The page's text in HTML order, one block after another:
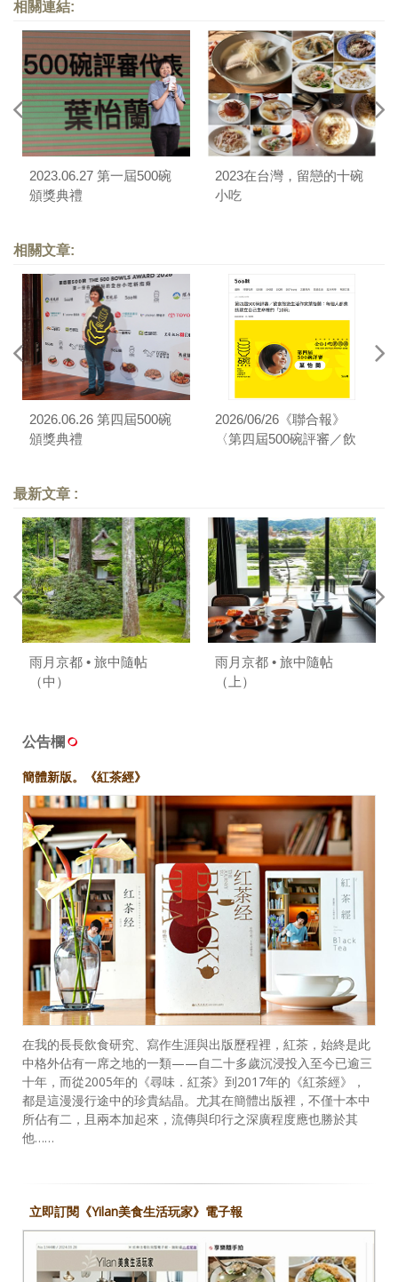
相關連結:
2023.06.27 第一屆500碗
頒獎典禮
2023在台灣，留戀的十碗
小吃
相關文章:
2026.06.26 第四屆500碗
頒獎典禮
2026/06/26《聯合報》
〈第四屆500碗評審／飲
最新文章 :
雨月京都 • 旅中隨帖
（中）
雨月京都 • 旅中隨帖
（上）
公告欄
簡體新版。《紅茶經》
在我的長長飲食研究、寫作生涯與出版歷程裡，紅茶，始終是此
中格外佔有一席之地的一類——自二十多歲沉浸投入至今已逾三
十年，而從2005年的《尋味．紅茶》到2017年的《紅茶經》，
都是這漫漫行途中的珍貴結晶。尤其在簡體出版裡，不僅十本中
所佔有二，且兩本加起來，流傳與印行之深廣程度應也勝於其
他……
立即訂閱《Yilan美食生活玩家》電子報